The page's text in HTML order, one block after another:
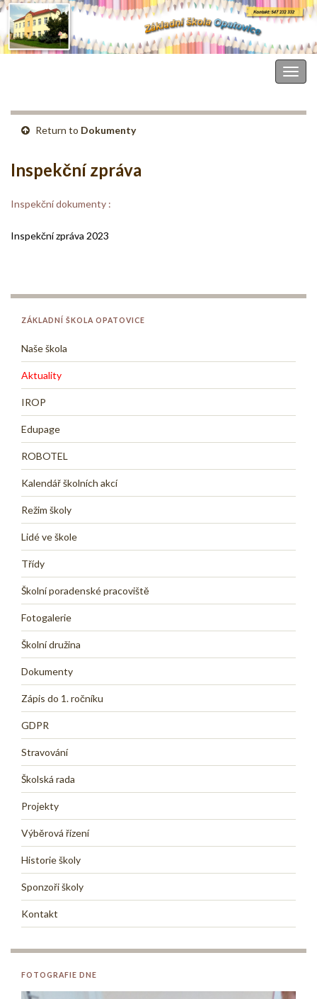
Return to Dokumenty
Inspekční zpráva
Inspekční dokumenty :
Inspekční zpráva 2023
ZÁKLADNÍ ŠKOLA OPATOVICE
Naše škola
Aktuality
IROP
Edupage
ROBOTEL
Kalendář školních akcí
Režim školy
Lidé ve škole
Třídy
Školní poradenské pracoviště
Fotogalerie
Školní družina
Dokumenty
Zápis do 1. ročníku
GDPR
Stravování
Školská rada
Projekty
Výběrová řízení
Historie školy
Sponzoři školy
Kontakt
FOTOGRAFIE DNE